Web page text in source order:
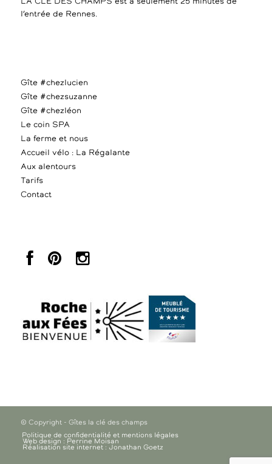
LA CLE DES CHAMPS est à seulement 25 minutes de
l’entrée de Rennes.
Gîte #chezlucien
Gîte #chezsuzanne
Gîte #chezléon
Le coin SPA
La ferme et nous
Accueil vélo : La Régalante
Aux alentours
Tarifs
Contact
© Copyright - Gîtes la clé des champs
Politique de confidentialité et mentions légales
Web design : Perrine Moisan
Réalisation site internet : Jonathan Goetz